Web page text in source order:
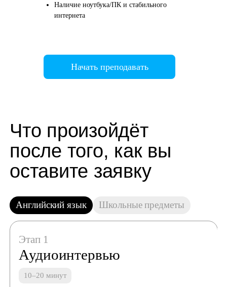
Начать преподавать
Наличие ноутбука/ПК и стабильного
интернета